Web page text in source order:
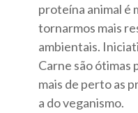
proteína animal é
tornarmos mais
ambientais.
Carne são ótimas
mais de perto as
a do veganismo.